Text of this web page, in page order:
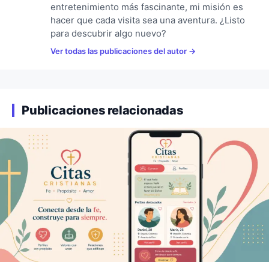
entretenimiento más fascinante, mi misión es
hacer que cada visita sea una aventura. ¿Listo
para descubrir algo nuevo?
Ver todas las publicaciones del autor
Publicaciones relacionadas